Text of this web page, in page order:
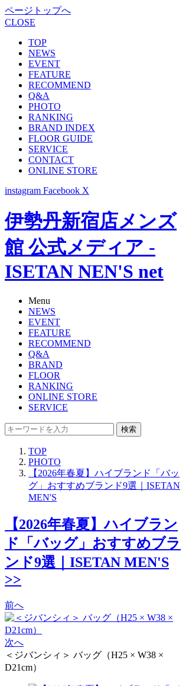
ページトップへ
CLOSE
TOP
NEWS
EVENT
FEATURE
RECOMMEND
Q&A
PHOTO
RANKING
BRAND INDEX
FLOOR GUIDE
SERVICE
CONTACT
ONLINE STORE
instagram Facebook X
伊勢丹新宿店メンズ
館 公式メディア -
ISETAN NEN'S net
Menu
NEWS
EVENT
FEATURE
RECOMMEND
Q&A
BRAND
FLOOR
RANKING
ONLINE STORE
SERVICE
検索
TOP
PHOTO
【2026年春夏】ハイブランド「バッ
グ」おすすめブランド9選｜ISETAN
MEN'S
【2026年春夏】ハイブラン
ド「バッグ」おすすめブラ
ンド9選｜ISETAN MEN'S
>>
前へ
次へ
＜ジバンシィ＞ バッグ（H25 × W38 ×
D21cm）